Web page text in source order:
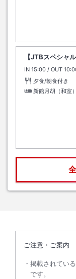
【JTBスペシャ
IN チェックイン
15:00 / OUT チェ
夕食/朝食付き
新館月胡（和室
ご注意・ご案内
掲載されてい
です。